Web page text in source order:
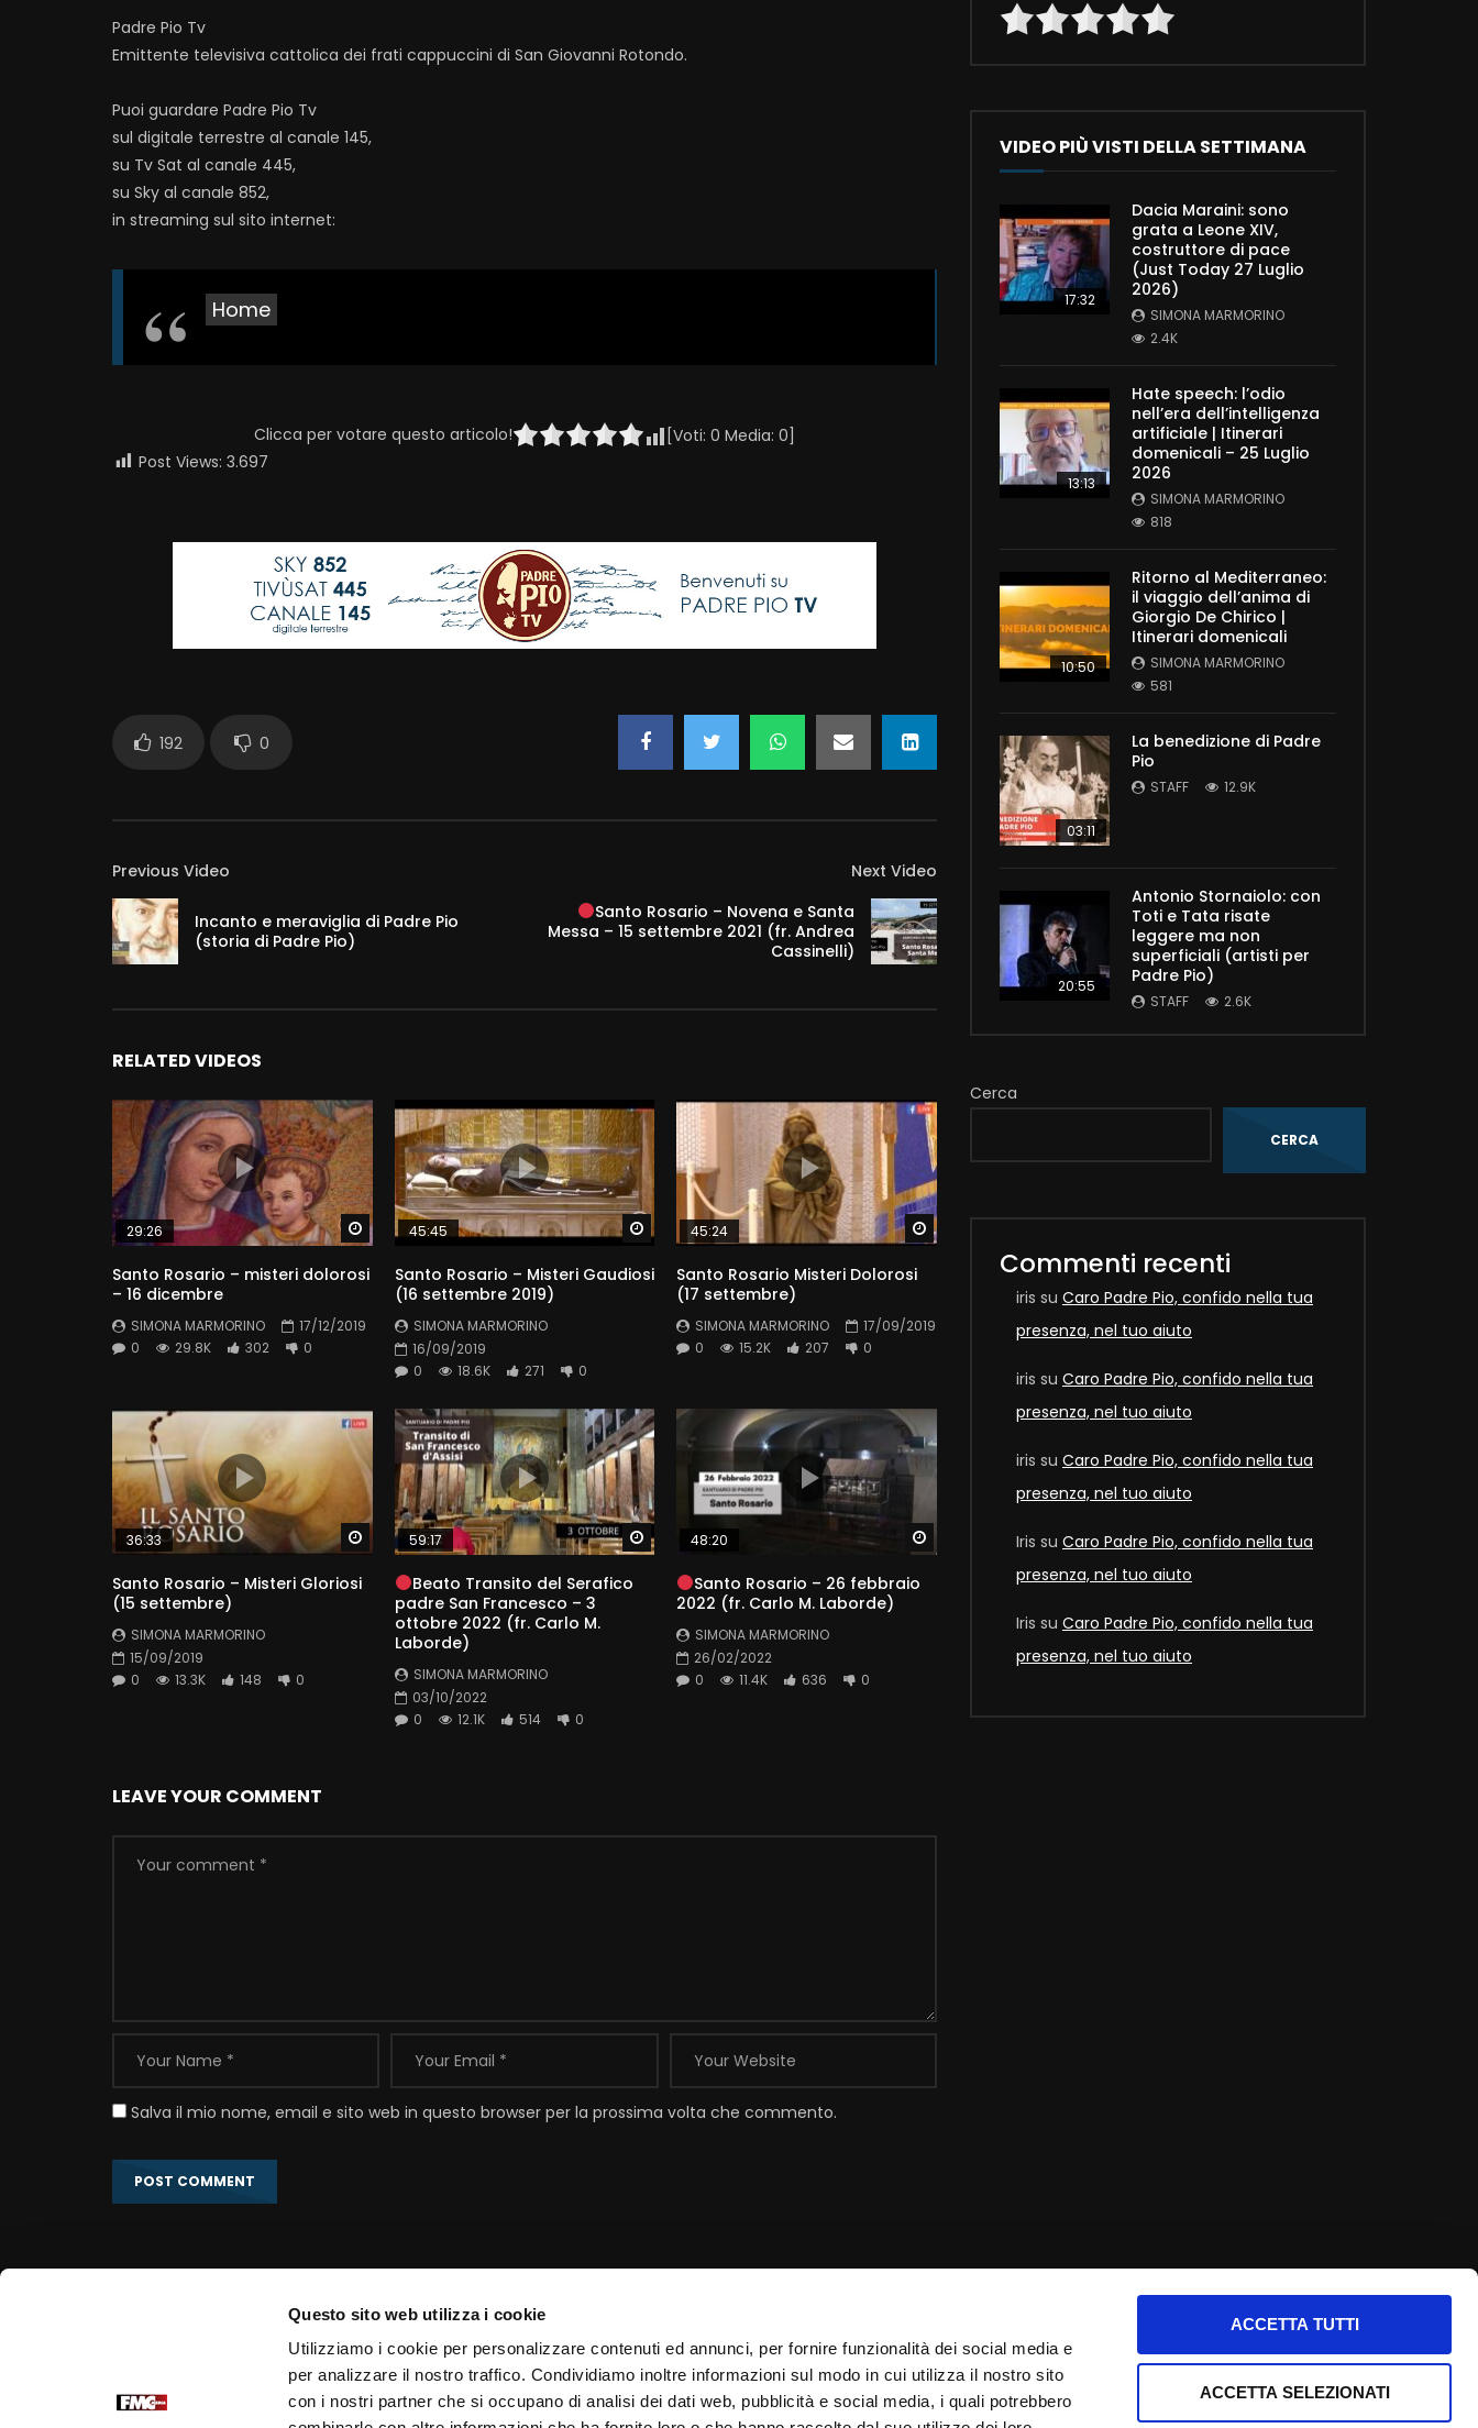
Questo sito web utilizza i cookie
Utilizziamo i cookie per personalizzare contenuti ed annunci, per fornire funzionalità dei social media e
per analizzare il nostro traffico. Condividiamo inoltre informazioni sul modo in cui utilizza il nostro sito
con i nostri partner che si occupano di analisi dei dati web, pubblicità e social media, i quali potrebbero
ACCETTA TUTTI
ACCETTA SELEZIONATI
Padre Pio Tv
Emittente televisiva cattolica dei frati cappuccini di San Giovanni Rotondo.
Puoi guardare Padre Pio Tv
sul digitale terrestre al canale 145,
su Tv Sat al canale 445,
su Sky al canale 852,
in streaming sul sito internet:
Home
Clicca per votare questo articolo! [Voti: 0 Media: 0
Post Views: 3.697
192 0
Previous Video
Incanto e meraviglia di Padre Pio
(storia di Padre Pio)
Next Video
Santo Rosario – Novena e Santa
Messa – 15 settembre 2021 (fr. Andrea
Cassinelli)
RELATED VIDEOS
Watch Later
29:26
Santo Rosario – misteri dolorosi
– 16 dicembre
SIMONA MARMORINO
17/12/2019
0
29.8K 302 0
Watch Later
45:45
Santo Rosario – Misteri Gaudiosi
(16 settembre 2019)
SIMONA MARMORINO
16/09/2019
0
18.6K 271 0
Watch Later
45:24
Santo Rosario Misteri Dolorosi
(17 settembre)
SIMONA MARMORINO
17/09/2019
0
15.2K 207 0
Watch Later
36:33
Santo Rosario – Misteri Gloriosi
(15 settembre)
SIMONA MARMORINO
15/09/2019
0
13.3K 148 0
Watch Later
59:17
Beato Transito del Serafico
padre San Francesco – 3
ottobre 2022 (fr. Carlo M.
Laborde)
SIMONA MARMORINO
03/10/2022
0
12.1K 514 0
48:20
Santo Rosario – 26 febbraio
2022 (fr. Carlo M. Laborde)
SIMONA MARMORINO
26/02/2022
0
11.4K 636 0
LEAVE YOUR COMMENT
Salva il mio nome, email e sito web in questo browser per la prossima volta che commento.
VIDEO PIÙ VISTI DELLA SETTIMANA
17:32
Dacia Maraini: sono
grata a Leone XIV,
costruttore di pace
(Just Today 27 Luglio
2026)
SIMONA MARMORINO
2.4K
13:13
Hate speech: l’odio
nell’era dell’intelligenza
artificiale | Itinerari
domenicali – 25 Luglio
2026
SIMONA MARMORINO
818
10:50
Ritorno al Mediterraneo:
il viaggio dell’anima di
Giorgio De Chirico |
Itinerari domenicali
SIMONA MARMORINO
581
03:11
La benedizione di Padre
Pio
STAFF 12.9K
20:55
Antonio Stornaiolo: con
Toti e Tata risate
leggere ma non
superficiali (artisti per
Padre Pio)
STAFF 2.6K
Cerca
CERCA
Commenti recenti
iris su Caro Padre Pio, confido nella tua
presenza, nel tuo aiuto
iris su Caro Padre Pio, confido nella tua
presenza, nel tuo aiuto
iris su Caro Padre Pio, confido nella tua
presenza, nel tuo aiuto
Iris su Caro Padre Pio, confido nella tua
presenza, nel tuo aiuto
Iris su Caro Padre Pio, confido nella tua
presenza, nel tuo aiuto
Portale Ufficiale PadrePio.it
Fondazione Voce di Padre Pio
Contatti
Email:info@padrepio.tv
Tel:+39.0882.413113
Info utili
Informativa privacy
Cookie Policy